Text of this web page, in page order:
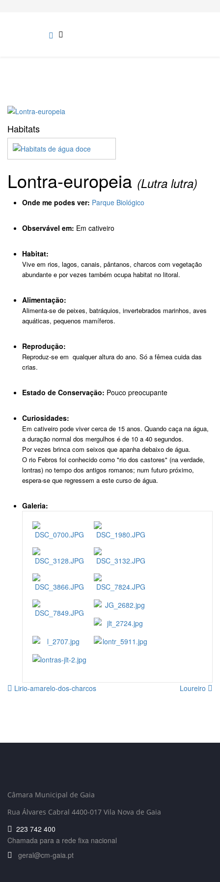
Habitats
Lontra-europeia (Lutra lutra)
Onde me podes ver: Parque Biológico
Observável em: Em cativeiro
Habitat:
Vive em rios, lagos, canais, pântanos, charcos com vegetação
abundante e por vezes também ocupa habitat no litoral.
Alimentação:
Alimenta-se de peixes, batráquios, invertebrados marinhos, aves
aquáticas, pequenos mamíferos.
Reprodução:
Reproduz-se em qualquer altura do ano. Só a fêmea cuida das
crias.
Estado de Conservação: Pouco preocupante
Curiosidades:
Em cativeiro pode viver cerca de 15 anos. Quando caça na água,
a duração normal dos mergulhos é de 10 a 40 segundos.
Por vezes brinca com seixos que apanha debaixo de água.
O rio Febros foi conhecido como "rio dos castores" (na verdade,
lontras) no tempo dos antigos romanos; num futuro próximo,
espera-se que regressem a este curso de água.
Galeria:
Lirio-amarelo-dos-charcos Loureiro
Câmara Municipal de Gaia
Rua Álvares Cabral 4400-017 Vila Nova de Gaia
223 742 400
Chamada para a rede fixa nacional
geral@cm-gaia.pt